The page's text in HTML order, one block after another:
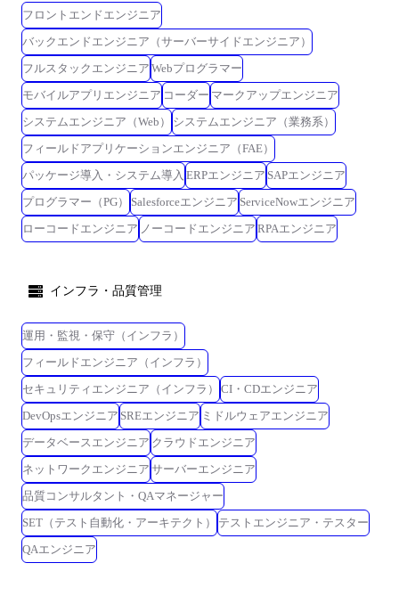
フロントエンドエンジニア
バックエンドエンジニア（サーバーサイドエンジニア）
フルスタックエンジニア Webプログラマー
モバイルアプリエンジニア コーダー マークアップエンジニア
システムエンジニア（Web）
システムエンジニア（業務系）
フィールドアプリケーションエンジニア（FAE）
パッケージ導入・システム導入 ERPエンジニア SAPエンジニア
プログラマー（PG）
Salesforceエンジニア ServiceNowエンジニア
ローコードエンジニア ノーコードエンジニア RPAエンジニア
インフラ・品質管理
運用・監視・保守（インフラ）
フィールドエンジニア（インフラ）
セキュリティエンジニア（インフラ）
CI・CDエンジニア
DevOpsエンジニア SREエンジニア ミドルウェアエンジニア
データベースエンジニア クラウドエンジニア
ネットワークエンジニア サーバーエンジニア
品質コンサルタント・QAマネージャー
SET（テスト自動化・アーキテクト）
テストエンジニア・テスター
QAエンジニア